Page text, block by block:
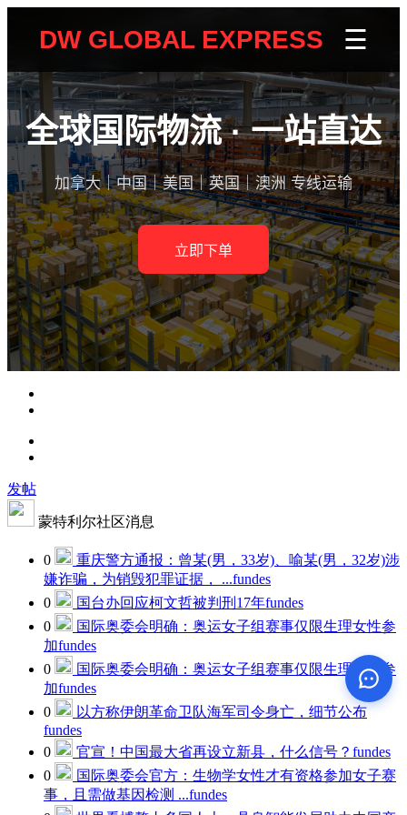
发帖
蒙特利尔社区消息
0
重庆警方通报：曾某(男，33岁)、喻某(男，32岁)涉
嫌诈骗，为销毁犯罪证据， ...fundes
0
国台办回应柯文哲被判刑17年fundes
0
国际奥委会明确：奥运女子组赛事仅限生理女性参
加fundes
0
国际奥委会明确：奥运女子组赛事仅限生理女性参
加fundes
0
以方称伊朗革命卫队海军司令身亡，细节公布
fundes
0
官宣！中国最大省再设立新县，什么信号？ fundes
0
国际奥委会官方：生物学女性才有资格参加女子赛
事，且需做基因检测 ...fundes